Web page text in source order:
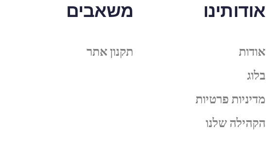
אודותינו
אודות
בלוג
מדיניות פרטיות
הקהילה שלנו
משאבים
תקנון אתר